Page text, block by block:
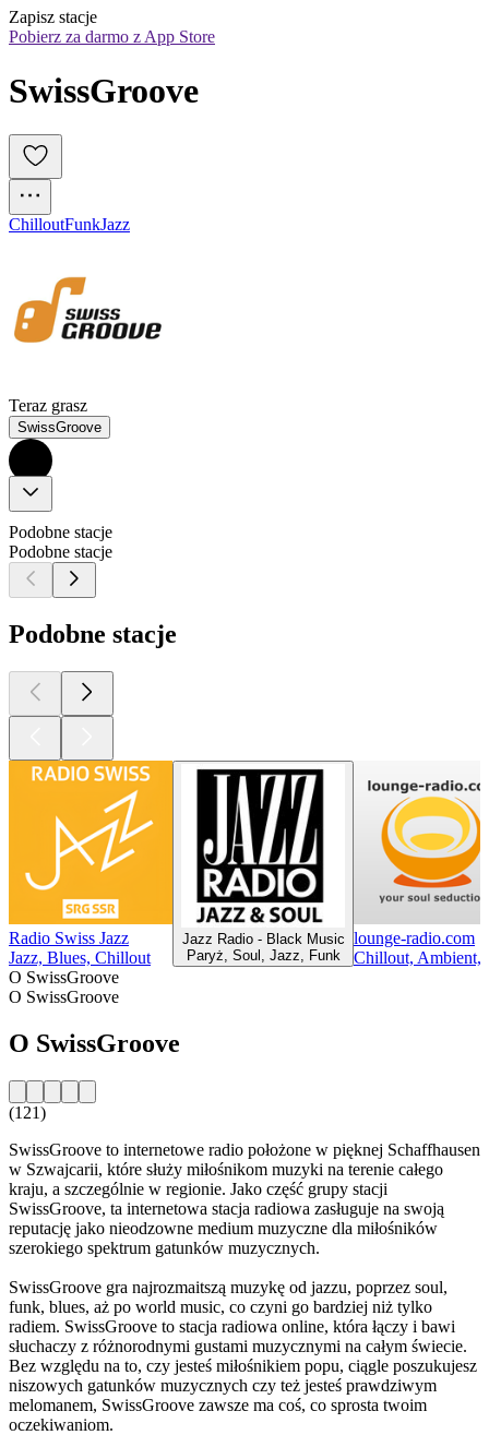
Zapisz stacje
Pobierz za darmo z App Store
SwissGroove
ChilloutFunkJazz
Teraz grasz
SwissGroove
Podobne stacje
Podobne stacje
Podobne stacje
Radio Swiss Jazz
Jazz, Blues, Chillout
Jazz Radio - Black Music
Paryż, Soul, Jazz, Funk
lounge-radio.com
Chillout, Ambient,
O SwissGroove
O SwissGroove
O SwissGroove
(121)
SwissGroove to internetowe radio położone w pięknej Schaffhausen
w Szwajcarii, które służy miłośnikom muzyki na terenie całego
kraju, a szczególnie w regionie. Jako część grupy stacji
SwissGroove, ta internetowa stacja radiowa zasługuje na swoją
reputację jako nieodzowne medium muzyczne dla miłośników
szerokiego spektrum gatunków muzycznych.
SwissGroove gra najrozmaitszą muzykę od jazzu, poprzez soul,
funk, blues, aż po world music, co czyni go bardziej niż tylko
radiem. SwissGroove to stacja radiowa online, która łączy i bawi
słuchaczy z różnorodnymi gustami muzycznymi na całym świecie.
Bez względu na to, czy jesteś miłośnikiem popu, ciągle poszukujesz
niszowych gatunków muzycznych czy też jesteś prawdziwym
melomanem, SwissGroove zawsze ma coś, co sprosta twoim
oczekiwaniom.